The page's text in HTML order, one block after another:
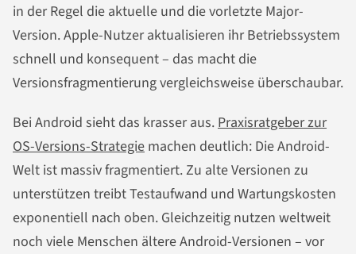
in der Regel die aktuelle und die vorletzte Major-
Version. Apple-Nutzer aktualisieren ihr Betriebssystem
schnell und konsequent – das macht die
Versionsfragmentierung vergleichsweise überschaubar.
Bei Android sieht das krasser aus. Praxisratgeber zur
OS-Versions-Strategie machen deutlich: Die Android-
Welt ist massiv fragmentiert. Zu alte Versionen zu
unterstützen treibt Testaufwand und Wartungskosten
exponentiell nach oben. Gleichzeitig nutzen weltweit
noch viele Menschen ältere Android-Versionen – vor